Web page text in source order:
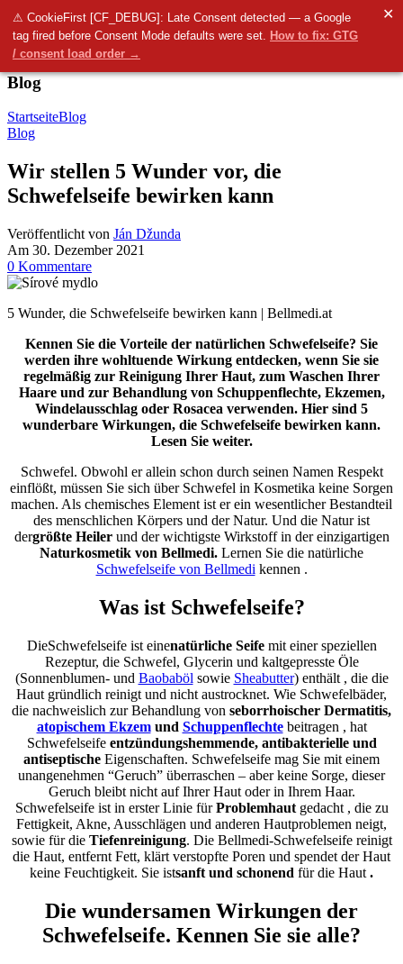
⚠ CookieFirst [CF_DEBUG]: Late Consent detected — a Google
tag fired before Consent Mode defaults were set. How to fix: GTG
/ consent load order →
✕
Menü
0 items 0.00
Blog
StartseiteBlog
Blog
Wir stellen 5 Wunder vor, die
Schwefelseife bewirken kann
Veröffentlicht von Ján Džunda
Am 30. Dezember 2021
0 Kommentare
5 Wunder, die Schwefelseife bewirken kann | Bellmedi.at
Kennen Sie die Vorteile der natürlichen Schwefelseife? Sie
werden ihre wohltuende Wirkung entdecken, wenn Sie sie
regelmäßig zur Reinigung Ihrer Haut, zum Waschen Ihrer
Haare und zur Behandlung von Schuppenflechte, Ekzemen,
Windelausschlag oder Rosacea verwenden. Hier sind 5
wunderbare Wirkungen, die Schwefelseife bewirken kann.
Lesen Sie weiter.
Schwefel. Obwohl er allein schon durch seinen Namen Respekt
einflößt, müssen Sie sich über Schwefel in Kosmetika keine Sorgen
machen. Als chemisches Element ist er ein wesentlicher Bestandteil
des menschlichen Körpers und der Natur. Und die Naturist
dergrößte Heilerund der wichtigste Wirkstoff in der einzigartigen
Naturkosmetik von Bellmedi. Lernen Sie die natürliche
Schwefelseife von Bellmedi kennen .
Was ist Schwefelseife?
DieSchwefelseife ist einenatürliche Seifemit einer speziellen
Rezeptur, die Schwefel, Glycerin und kaltgepresste Öle
(Sonnenblumen- und Baobaböl sowie Sheabutter) enthält , die die
Haut gründlich reinigt und nicht austrocknet. Wie Schwefelbäder,
die nachweislich zur Behandlung von seborrhoischer Dermatitis,
atopischem Ekzemund Schuppenflechtebeitragen , hat
Schwefelseife entzündungshemmende, antibakterielle und
antiseptische Eigenschaften. Schwefelseife mag Sie mit einem
unangenehmen “Geruch” überraschen – aber keine Sorge, dieser
Geruch bleibt nicht auf Ihrer Haut oder in Ihrem Haar.
Schwefelseife ist in erster Linie fürProblemhautgedacht , die zu
Fettigkeit, Akne, Ausschlägen und anderen Hautproblemen neigt,
sowie für die Tiefenreinigung. Die Bellmedi-Schwefelseife reinigt
die Haut, entfernt Fett, klärt verstopfte Poren und spendet der Haut
keine Feuchtigkeit. Sie istsanft und schonend für die Haut .
Die wundersamen Wirkungen der
Schwefelseife. Kennen Sie sie alle?